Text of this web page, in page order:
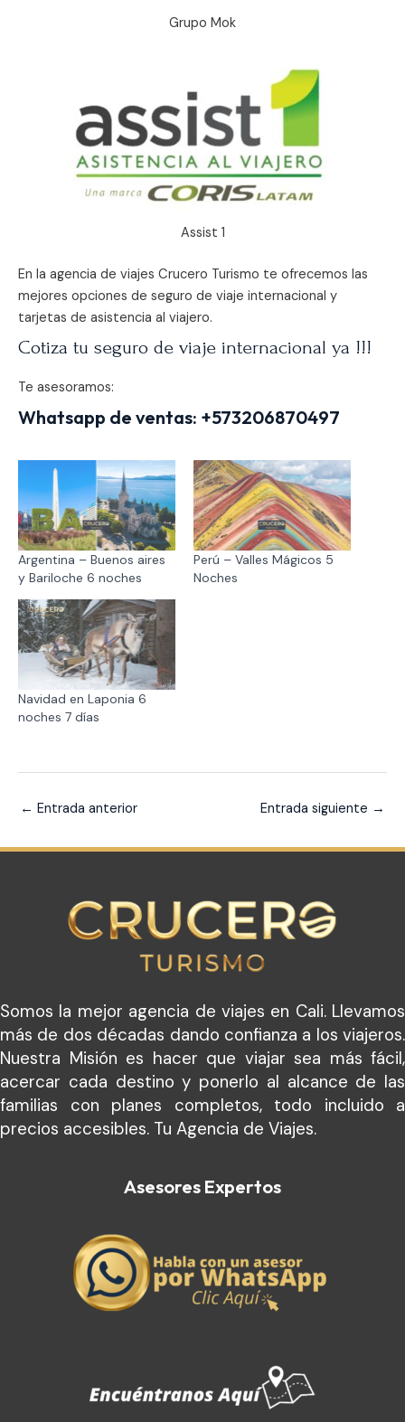
Grupo Mok
Assist 1
En la agencia de viajes Crucero Turismo te ofrecemos las
mejores opciones de seguro de viaje internacional y
tarjetas de asistencia al viajero.
Cotiza tu seguro de viaje internacional ya !!!
Te asesoramos:
Whatsapp de ventas: +573206870497
Argentina – Buenos aires
y Bariloche 6 noches
Perú – Valles Mágicos 5
Noches
Navidad en Laponia 6
noches 7 días
← Entrada anterior Entrada siguiente →
Somos la mejor agencia de viajes en Cali. Llevamos
más de dos décadas dando confianza a los viajeros.
Nuestra Misión es hacer que viajar sea más fácil,
acercar cada destino y ponerlo al alcance de las
familias con planes completos, todo incluido a
precios accesibles. Tu Agencia de Viajes.
Asesores Expertos